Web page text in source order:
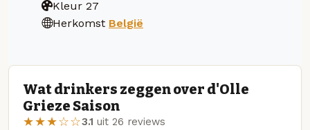
Kleur 27
Herkomst België
Wat drinkers zeggen over d'Olle
Grieze Saison
★★★☆☆3.1 uit 26 reviews